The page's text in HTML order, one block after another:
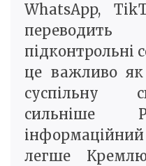
WhatsApp,
підконтрольні
це важливо як
суспільну
сильніше
легше